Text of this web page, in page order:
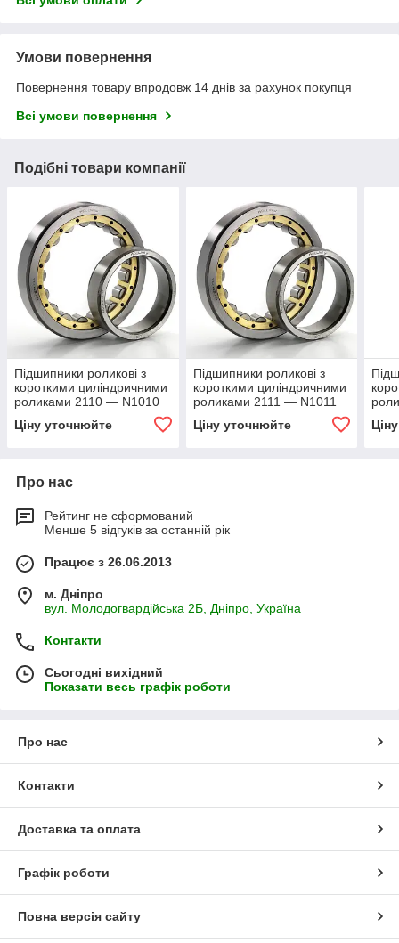
Умови повернення
Повернення товару впродовж 14 днів за рахунок покупця
Всі умови повернення
Подібні товари компанії
Підшипники роликові з
короткими циліндричними
роликами 2110 — N1010
Ціну уточнюйте
Підшипники роликові з
короткими циліндричними
роликами 2111 — N1011
Ціну уточнюйте
Про нас
Рейтинг не сформований
Менше 5 відгуків за останній рік
Працює з 26.06.2013
м. Дніпро
вул. Молодогвардійська 2Б, Дніпро, Україна
Контакти
Сьогодні вихідний
Показати весь графік роботи
Про нас
Контакти
Доставка та оплата
Графік роботи
Повна версія сайту